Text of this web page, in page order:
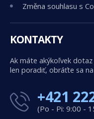
Změna souhlasu s
KONTAKTY
Ak máte akýkoľvek
len poradiť, obráťte sa na
+421
(Po - Pi: 9:00 -